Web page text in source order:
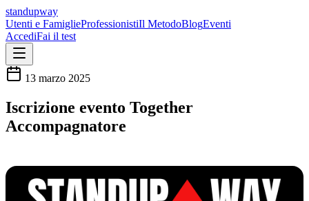
standupway
Utenti e FamiglieProfessionistiIl MetodoBlogEventi
AccediFai il test
13 marzo 2025
Iscrizione evento Together
Accompagnatore